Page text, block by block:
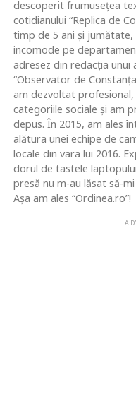
descoperit frumusețea
cotidianului “Replica de
timp de 5 ani și
incomode pe
adresez din redacția
“Observator de
am dezvoltat
categoriile sociale și am
depus. În 2015, am ales
alătura unei echipe de
locale din vara lui 2016.
dorul de tastele
presă nu m-au lăsat să-
Așa am ales “Ordinea.ro”!